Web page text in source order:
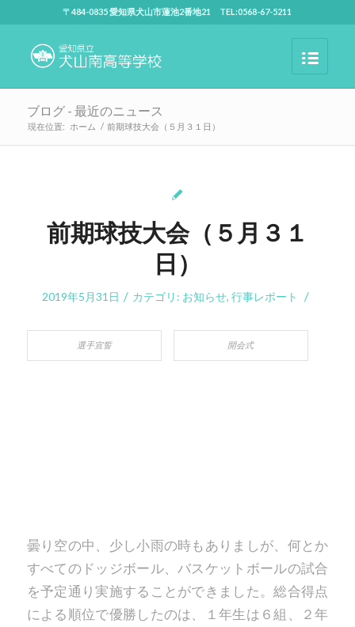
〒484-0835 愛知県犬山市蓮池2番地21 TEL:0568-67-5211
ブログ - 最近のニュース
現在位置: ホーム / 前期球技大会（５月３１日）
前期球技大会（５月３１
日）
2019年5月31日 / カテゴリ: お知らせ, 行事レポート /
選手宣誓 開会式
曇り空の中、少し小雨の時もありましが、何とか
すべてのドッジボール、バスケットボールの試合
を予定通り実施することができました。総合得点
による順位で優勝したのは、１年生は６組、２年